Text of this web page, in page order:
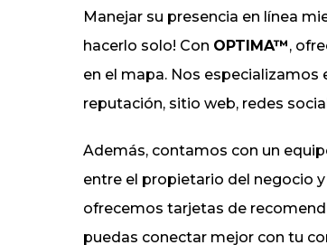
Manejar su presencia en línea
hacerlo solo! Con OPTIMA™,
en el mapa. Nos especializamos
reputación, sitio web, redes
Además, contamos con un
entre el propietario del negocio
ofrecemos tarjetas de
puedas conectar mejor con tu